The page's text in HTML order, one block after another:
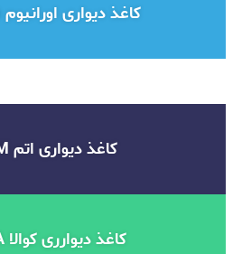
کاغذ دیواری اورانیوم uranium
کاغذ دیواری اتم ATOM
کاغذ دیوارری کوالا KOALA